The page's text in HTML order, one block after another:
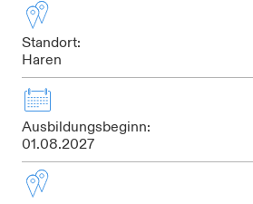
Standort:
Haren
Ausbildungsbeginn:
01.08.2027